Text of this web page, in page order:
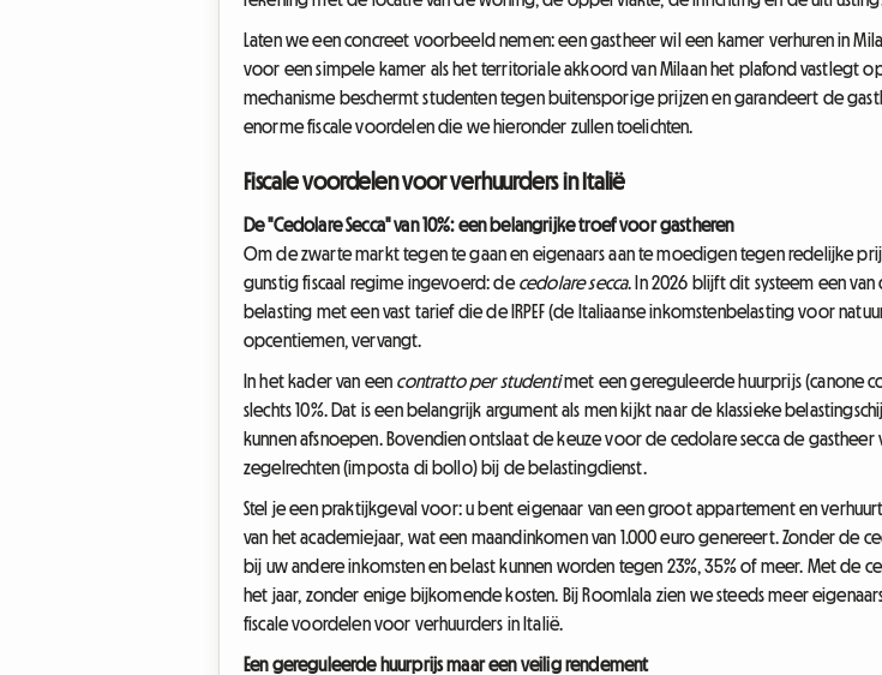
Laten we een concreet voorbeeld nemen: een gastheer wil een kamer verhuren in
voor een simpele kamer als het territoriale akkoord van Milaan het plafond vastlegt
mechanisme beschermt studenten tegen buitensporige prijzen en garandeert de
enorme fiscale voordelen die we hieronder zullen toelichten.
Fiscale voordelen voor verhuurders in Italië
De "Cedolare Secca" van 10%: een belangrijke troef voor gastheren
Om de zwarte markt tegen te gaan en eigenaars aan te moedigen tegen redelijke
gunstig fiscaal regime ingevoerd: decedolare secca. In 2026 blijft dit systeem een
belasting met een vast tarief die de IRPEF (de Italiaanse inkomstenbelasting voor
opcentiemen, vervangt.
In het kader van een contratto per studentimet een gereguleerde huurprijs (canone
slechts 10%. Dat is een belangrijk argument als men kijkt naar de klassieke
kunnen afsnoepen. Bovendien ontslaat de keuze voor de cedolare secca de
zegelrechten (imposta di bollo) bij de belastingdienst.
Stel je een praktijkgeval voor: u bent eigenaar van een groot appartement en
van het academiejaar, wat een maandinkomen van 1.000 euro genereert. Zonder de
bij uw andere inkomsten en belast kunnen worden tegen 23%, 35% of meer. Met de
het jaar, zonder enige bijkomende kosten. Bij Roomlala zien we steeds meer
fiscale voordelen voor verhuurders in Italië.
Een gereguleerde huurprijs maar een veilig rendement